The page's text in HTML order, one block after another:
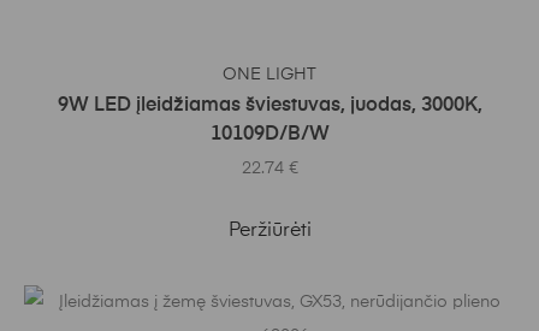
ONE LIGHT
9W LED įleidžiamas šviestuvas, juodas, 3000K,
10109D/B/W
22.74 €
Peržiūrėti